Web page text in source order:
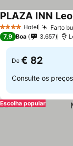
4 EstrelasHotel Farto
PLAZA INN
7,9 Boa 3.657
De € 82
Consulte os
Escolha popular